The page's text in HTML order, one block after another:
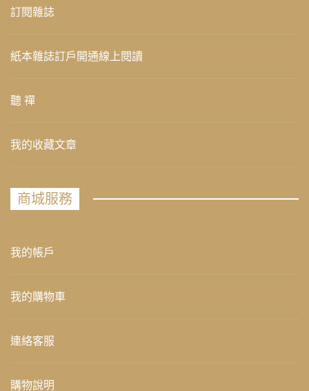
訂閱雜誌
紙本雜誌訂戶開通線上閱讀
聽 禪
我的收藏文章
商城服務
我的帳戶
我的購物車
連絡客服
購物說明